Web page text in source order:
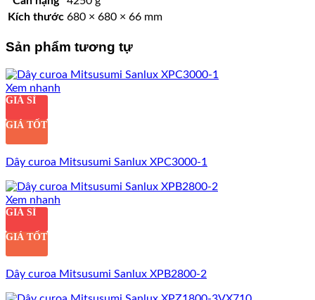
Kích thước 680 × 680 × 66 mm
Sản phẩm tương tự
Xem nhanh
GIÁ SỈ
GIÁ TỐT
Dây curoa Mitsusumi Sanlux XPC3000-1
Xem nhanh
GIÁ SỈ
GIÁ TỐT
Dây curoa Mitsusumi Sanlux XPB2800-2